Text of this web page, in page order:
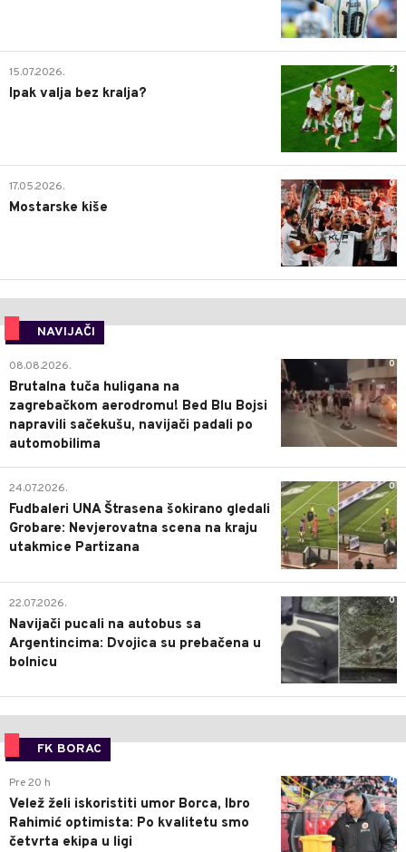
2
15.07.2026.
Ipak valja bez kralja?
0
17.05.2026.
Mostarske kiše
NAVIJAČI
0
08.08.2026.
Brutalna tuča huligana na
zagrebačkom aerodromu! Bed Blu Bojsi
napravili sačekušu, navijači padali po
automobilima
0
24.07.2026.
Fudbaleri UNA Štrasena šokirano gledali
Grobare: Nevjerovatna scena na kraju
utakmice Partizana
0
22.07.2026.
Navijači pucali na autobus sa
Argentincima: Dvojica su prebačena u
bolnicu
FK BORAC
0
Pre 20 h
Velež želi iskoristiti umor Borca, Ibro
Rahimić optimista: Po kvalitetu smo
četvrta ekipa u ligi